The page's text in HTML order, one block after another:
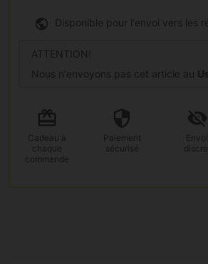
Disponible pour l'envoi vers les
ATTENTION!
Nous n'envoyons pas cet article au
Cadeau à
chaque
commande
Paiement
sécurisé
Envoi
discret